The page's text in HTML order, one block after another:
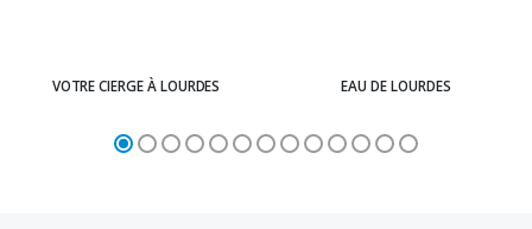
VOTRE CIERGE À LOURDES EAU DE LOURDES